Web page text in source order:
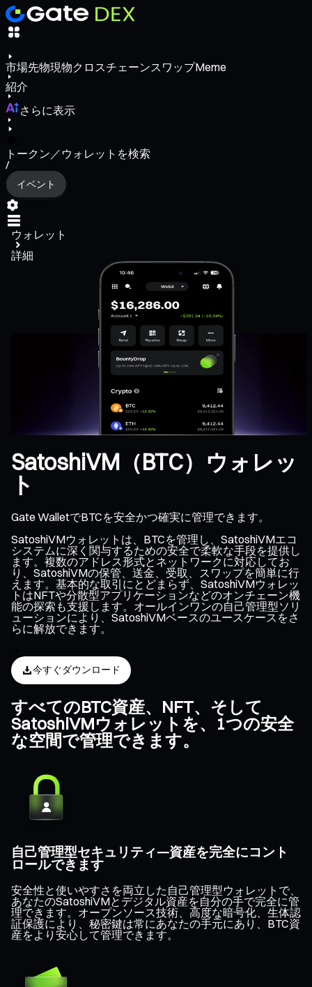
市場先物現物クロスチェーンスワップMeme
紹介
さらに表示
トークン／ウォレットを検索
/
イベント
ウォレット
詳細
SatoshiVM（BTC）ウォレッ
ト
Gate WalletでBTCを安全かつ確実に管理できます。
SatoshiVMウォレットは、BTCを管理し、SatoshiVMエコ
システムに深く関与するための安全で柔軟な手段を提供し
ます。複数のアドレス形式とネットワークに対応してお
り、SatoshiVMの保管、送金、受取、スワップを簡単に行
えます。基本的な取引にとどまらず、SatoshiVMウォレッ
トはNFTや分散型アプリケーションなどのオンチェーン機
能の探索も支援します。オールインワンの自己管理型ソリ
ューションにより、SatoshiVMベースのユースケースをさ
らに解放できます。
今すぐダウンロード
すべてのBTC資産、NFT、そして
SatoshiVMウォレットを、1つの安全
な空間で管理できます。
自己管理型セキュリティ—資産を完全にコント
ロールできます
安全性と使いやすさを両立した自己管理型ウォレットで、
あなたのSatoshiVMとデジタル資産を自分の手で完全に管
理できます。オープンソース技術、高度な暗号化、生体認
証保護により、秘密鍵は常にあなたの手元にあり、BTC資
産をより安心して管理できます。